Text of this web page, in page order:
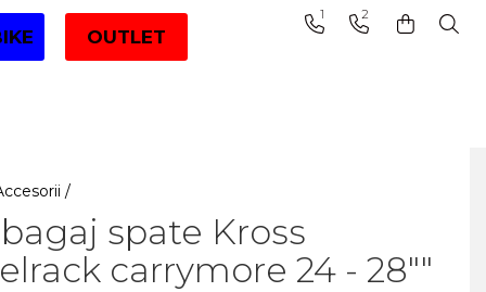
OUTLET
1 2
/
spate Kross
carrymore 24 - 28""